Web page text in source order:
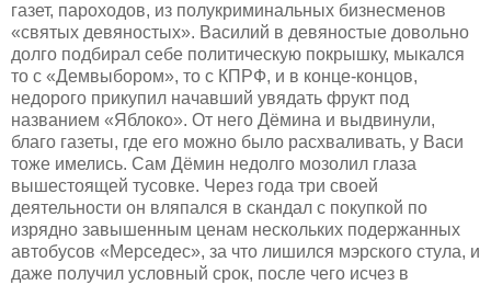
газет, пароходов, из полукриминальных бизнесменов
«святых девяностых». Василий в девяностые довольно
долго подбирал себе политическую покрышку, мыкался
то с «Демвыбором», то с КПРФ, и в конце-концов,
недорого прикупил начавший увядать фрукт под
названием «Яблоко». От него Дёмина и выдвинули,
благо газеты, где его можно было расхваливать, у Васи
тоже имелись. Сам Дёмин недолго мозолил глаза
вышестоящей тусовке. Через года три своей
деятельности он вляпался в скандал с покупкой по
изрядно завышенным ценам нескольких подержанных
автобусов «Мерседес», за что лишился мэрского стула, и
даже получил условный срок, после чего исчез в